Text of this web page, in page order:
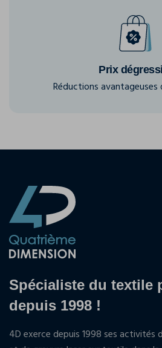
Prix
Réductions avantageuses
Spécialiste du textile
depuis 1998 !
4D exerce depuis 1998 ses activités